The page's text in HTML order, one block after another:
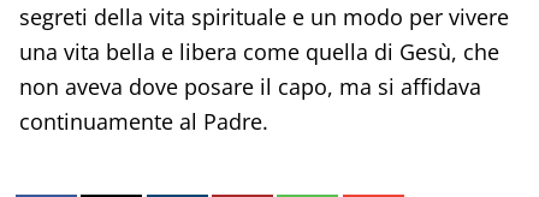
segreti della vita spirituale e un modo per vivere
una vita bella e libera come quella di Gesù, che
non aveva dove posare il capo, ma si affidava
continuamente al Padre.